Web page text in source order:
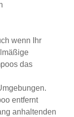
wenn Ihr
das
entfernt
anhaltenden